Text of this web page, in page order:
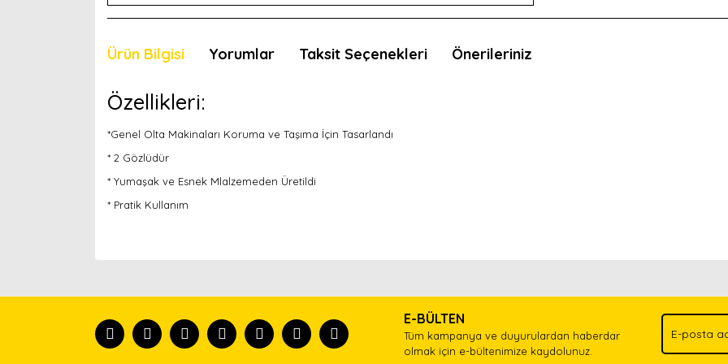
Ürün Bilgisi Yorumlar Taksit Seçenekleri Önerileriniz
Özellikleri:
*Genel Olta Makinaları Koruma ve Taşıma İçin Tasarlandı
* 2 Gözlüdür
* Yumaşak ve Esnek Mlalzemeden Üretildi
* Pratik Kullanım
Ürün açıklamasında eksik bilgiler bulunuyor.
E-BÜLTEN
Tüm kampanya ve duyurulardan haberdar
olmak için e-bültenimize kaydolunuz.